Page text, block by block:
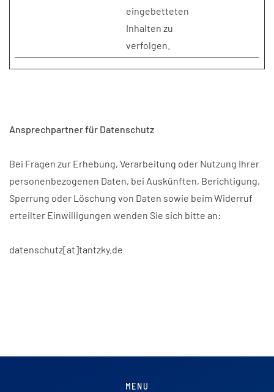
eingebetteten
Inhalten zu
verfolgen.
Ansprechpartner für Datenschutz
Bei Fragen zur Erhebung, Verarbeitung oder Nutzung Ihrer
personenbezogenen Daten, bei Auskünften, Berichtigung,
Sperrung oder Löschung von Daten sowie beim Widerruf
erteilter Einwilligungen wenden Sie sich bitte an:
datenschutz[at]tantzky.de
MENU